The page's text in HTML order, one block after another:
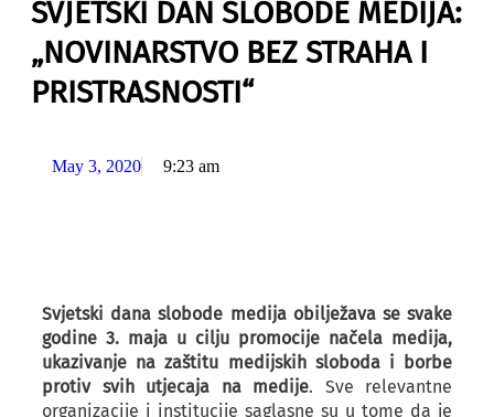
SVJETSKI DAN SLOBODE MEDIJA:
„NOVINARSTVO BEZ STRAHA I
PRISTRASNOSTI“
May 3, 2020 9:23 am
Svjetski dana slobode medija obilježava se svake
godine 3. maja u cilju promocije načela medija,
ukazivanje na zaštitu medijskih sloboda i borbe
protiv svih utjecaja na medije. Sve relevantne
organizacije i institucije saglasne su u tome da je